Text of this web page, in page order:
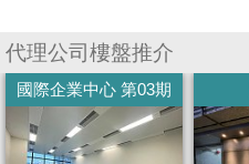
代理公司樓盤推介
國際企業中心 第03期